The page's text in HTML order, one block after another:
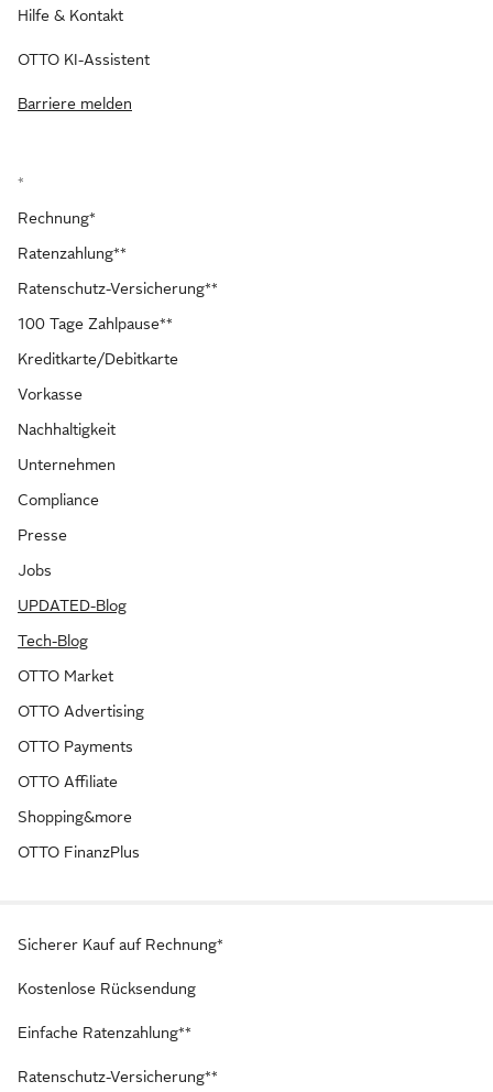
Hilfe & Kontakt
OTTO KI-Assistent
Barriere melden
*
Rechnung*
Ratenzahlung**
Ratenschutz-Versicherung**
100 Tage Zahlpause**
Kreditkarte/Debitkarte
Vorkasse
Nachhaltigkeit
Unternehmen
Compliance
Presse
Jobs
UPDATED-Blog
Tech-Blog
OTTO Market
OTTO Advertising
OTTO Payments
OTTO Affiliate
Shopping&more
OTTO FinanzPlus
Sicherer Kauf auf Rechnung*
Kostenlose Rücksendung
Einfache Ratenzahlung**
Ratenschutz-Versicherung**